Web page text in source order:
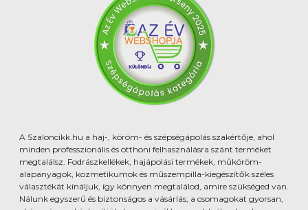
A Szaloncikk.hu a haj-, köröm- és szépségápolás szakértője, ahol
minden professzionális és otthoni felhasználásra szánt terméket
megtalálsz. Fodrászkellékek, hajápolási termékek, műköröm-
alapanyagok, kozmetikumok és műszempilla-kiegészítők széles
választékát kínáljuk, így könnyen megtalálod, amire szükséged van.
Nálunk egyszerű és biztonságos a vásárlás, a csomagokat gyorsan,